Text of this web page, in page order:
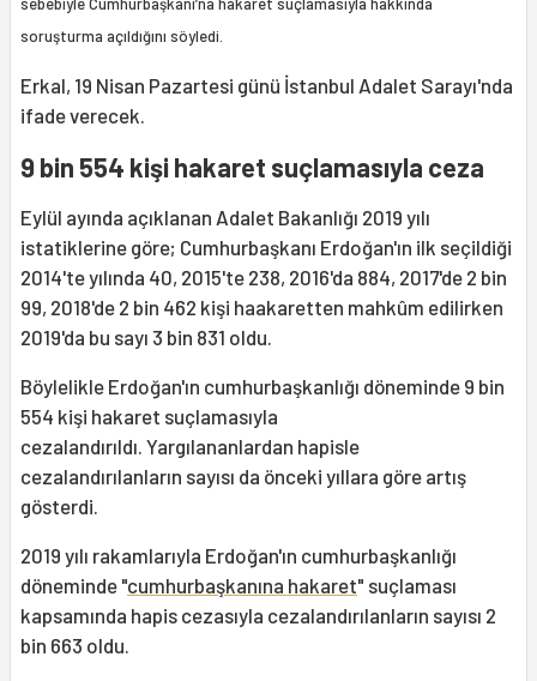
sebebiyle Cumhurbaşkanı’na hakaret suçlamasıyla hakkında
soruşturma açıldığını söyledi.
Erkal, 19 Nisan Pazartesi günü İstanbul Adalet Sarayı'nda
ifade verecek.
9 bin 554 kişi hakaret suçlamasıyla ceza
Eylül ayında açıklanan Adalet Bakanlığı 2019 yılı
istatiklerine göre; Cumhurbaşkanı Erdoğan'ın ilk seçildiği
2014'te yılında 40, 2015'te 238, 2016'da 884, 2017'de 2 bin
99, 2018'de 2 bin 462 kişi haakaretten mahkûm edilirken
2019'da bu sayı 3 bin 831 oldu.
Böylelikle Erdoğan'ın cumhurbaşkanlığı döneminde 9 bin
554 kişi hakaret suçlamasıyla
cezalandırıldı. Yargılananlardan hapisle
cezalandırılanların sayısı da önceki yıllara göre artış
gösterdi.
2019 yılı rakamlarıyla Erdoğan'ın cumhurbaşkanlığı
döneminde "cumhurbaşkanına hakaret" suçlaması
kapsamında hapis cezasıyla cezalandırılanların sayısı 2
bin 663 oldu.